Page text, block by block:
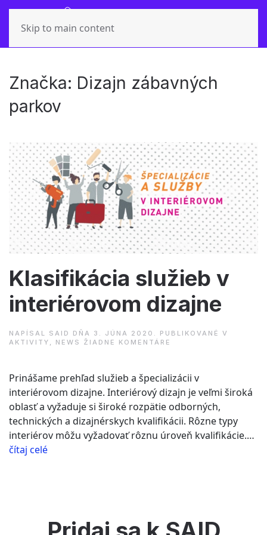
Skip to main content
Značka: Dizajn zábavných
parkov
Klasifikácia služieb v
interiérovom dizajne
NAPÍSAL SAID DŇA 3. JÚNA 2020 . PUBLIKOVANÉ V
AKTIVITY , NEWS ŽIADNE KOMENTÁRE
INTERIÉROVOM
Prinášame prehľad služieb a špecializácii v
interiérovom dizajne. Interiérový dizajn je veľmi široká
oblasť a vyžaduje si široké rozpätie odborných,
technických a dizajnérskych kvalifikácii. Rôzne typy
interiérov môžu vyžadovať rôznu úroveň kvalifikácie.…
čítaj celé“Klasifikácia